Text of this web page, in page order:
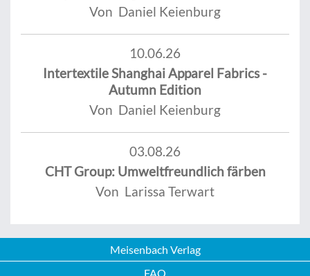
Von Daniel Keienburg
10.06.26
Intertextile Shanghai Apparel Fabrics -
Autumn Edition
Von Daniel Keienburg
03.08.26
CHT Group: Umweltfreundlich färben
Von Larissa Terwart
Meisenbach Verlag
FAQ